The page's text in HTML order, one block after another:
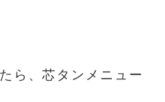
ら、芯タンメニュー